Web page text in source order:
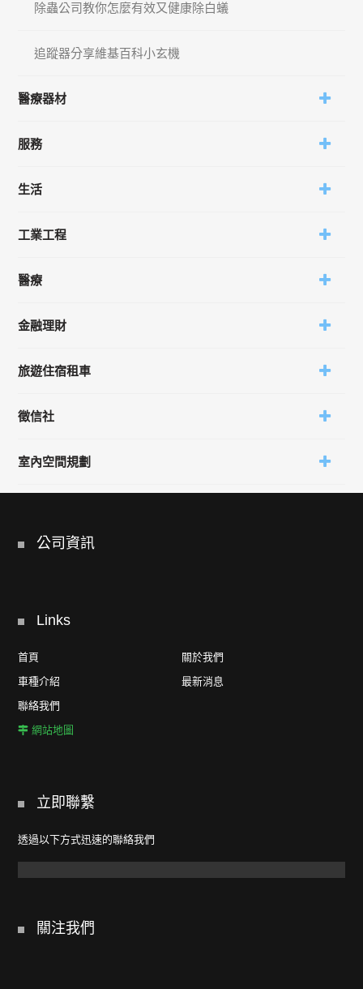
除蟲公司教你怎麼有效又健康除白蟻
追蹤器分享維基百科小玄機
醫療器材
服務
生活
工業工程
醫療
金融理財
旅遊住宿租車
徵信社
室內空間規劃
周六9:00_晚上7:30
公司資訊
Links
首頁
關於我們
車種介紹
最新消息
聯絡我們
網站地圖
立即聯繫
透過以下方式迅速的聯絡我們
關注我們